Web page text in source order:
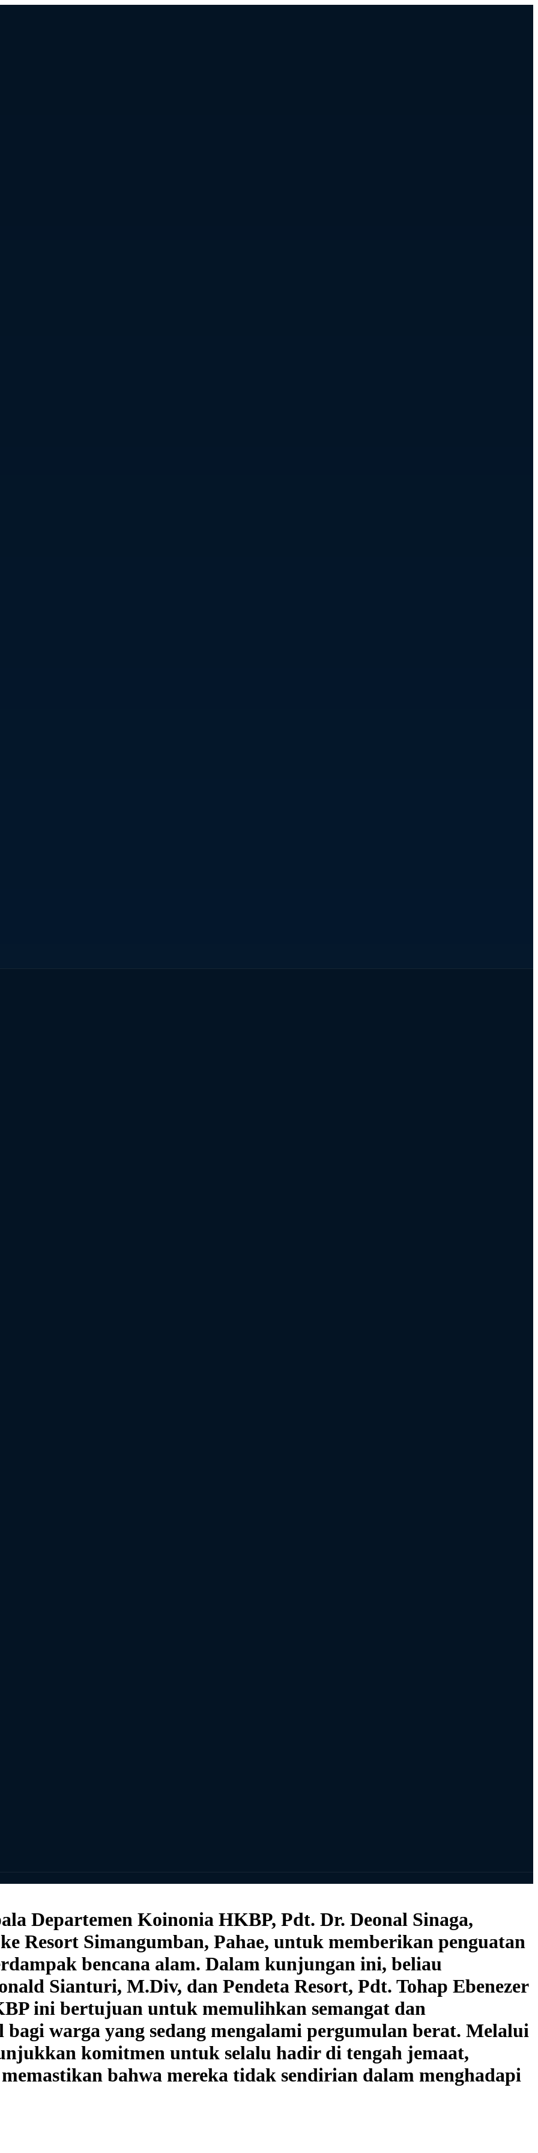
Departemen Koinonia HKBP, Pdt. Dr. Deonal Sinaga,
Resort Simangumban, Pahae, untuk memberikan penguatan
bencana alam. Dalam kunjungan ini, beliau
Sianturi, M.Div, dan Pendeta Resort, Pdt. Tohap Ebenezer
ini bertujuan untuk memulihkan semangat dan
warga yang sedang mengalami pergumulan berat. Melalui
komitmen untuk selalu hadir di tengah jemaat,
bahwa mereka tidak sendirian dalam menghadapi